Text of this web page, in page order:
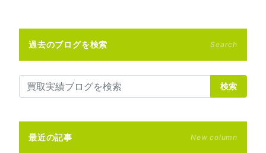
過去のブログを検索 Search
検索
最近の記事 New column